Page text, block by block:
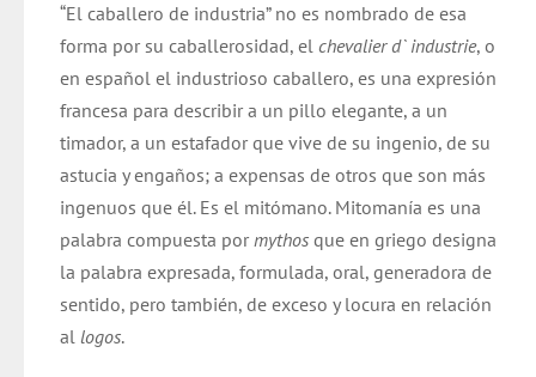
era:
$ 20.000.
es:
$ 19.000.
“El caballero de industria” no es nombrado de esa
forma por su caballerosidad, el chevalier d` industrie, o
en español el industrioso caballero, es una expresión
francesa para describir a un pillo elegante, a un
timador, a un estafador que vive de su ingenio, de su
astucia y engaños; a expensas de otros que son más
ingenuos que él. Es el mitómano. Mitomanía es una
palabra compuesta por mythos que en griego designa
la palabra expresada, formulada, oral, generadora de
sentido, pero también, de exceso y locura en relación
al logos.